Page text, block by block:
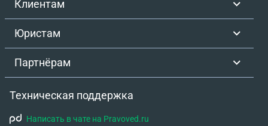
условиях использовать Сервис.
Клиентам
Юристам
Партнёрам
Техническая поддержка
Написать в чате на Pravoved.ru